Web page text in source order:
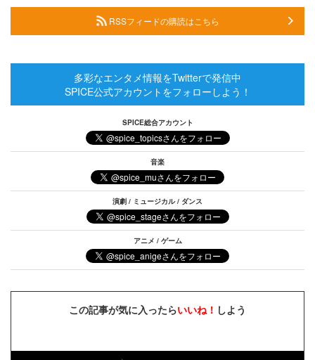
RSSフィードの購読はこちら
多彩なエンタメ情報をTwitterで発信中
SPICE公式アカウントをフォローしよう！
SPICE総合アカウント
音楽
演劇 / ミュージカル / ダンス
アニメ / ゲーム
この記事が気に入ったらいいね！ しよう